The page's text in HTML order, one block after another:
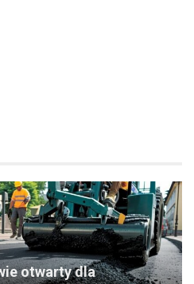
otwarty dla